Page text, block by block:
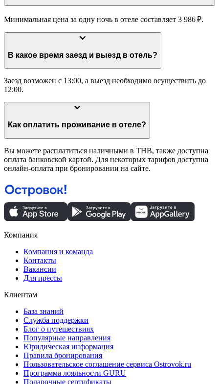
Минимальная цена за одну ночь в отеле составляет 3 986 ₽.
В какое время заезд и выезд в отель?
Заезд возможен с 13:00, а выезд необходимо осуществить до
12:00.
Как оплатить проживание в отеле?
Вы можете расплатиться наличными в THB, также доступна
оплата банковской картой. Для некоторых тарифов доступна
онлайн-оплата при бронировании на сайте.
Компания
Компания и команда
Контакты
Вакансии
Для прессы
Клиентам
База знаний
Служба поддержки
Блог о путешествиях
Популярные направления
Юридическая информация
Правила бронирования
Пользовательское соглашение сервиса Ostrovok.ru
Программа лояльности GURU
Подарочные сертификаты